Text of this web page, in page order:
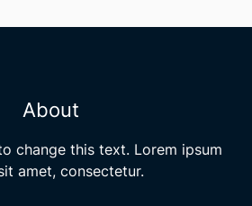
About
change this text. Lorem ipsum
amet, consectetur.